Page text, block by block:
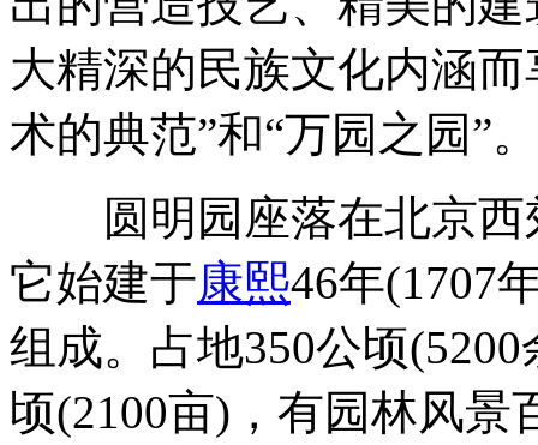
大精深的民族文化内涵
术的典范”和“万园之园”。
圆明园座落在北京西
它始建于康熙46年(1707
组成。占地350公顷
顷(2100亩)，有园林风景